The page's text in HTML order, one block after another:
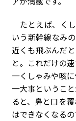
たとえば、く
いう新幹線なみ
近くも飛ぶんだ
と。これだけの
一くしゃみや咳
一大事というこ
ると、鼻と口を
はできなくなるの